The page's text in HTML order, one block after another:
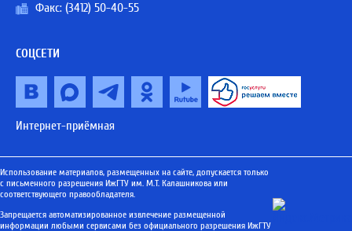
Факс: (3412) 50-40-55
СОЦСЕТИ
Интернет-приёмная
Использование материалов, размещенных на сайте, допускается только
с письменного разрешения ИжГТУ им. М.Т. Калашникова или
соответствующего правообладателя.
Запрещается автоматизированное извлечение размещенной
информации любыми сервисами без официального разрешения ИжГТУ